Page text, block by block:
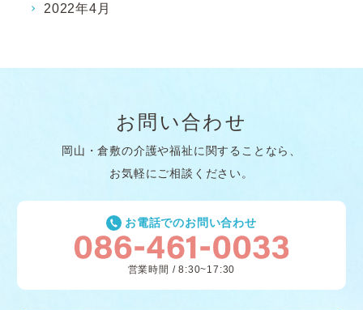
2022年4月
お問い合わせ
岡山・倉敷の介護や福祉に関することなら、
お気軽にご相談ください。
お電話でのお問い合わせ
営業時間 / 8:30~17:30